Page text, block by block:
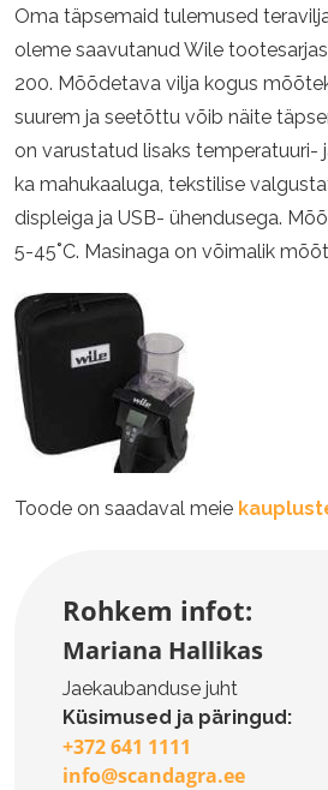
Oma täpsemaid tulemused
oleme saavutanud Wile
200. Mõõdetava vilja kogus
suurem ja seetõttu võib näite
on varustatud lisaks temperatuuri-
ka mahukaaluga, tekstilise
displeiga ja USB- ühendusega.
5-45˚C. Masinaga on võimalik
Toode on saadaval meie
Rohkem infot:
Mariana Hallikas
Jaekaubanduse juht
Küsimused ja päringud:
+372 641 1111
info@scandagra.ee